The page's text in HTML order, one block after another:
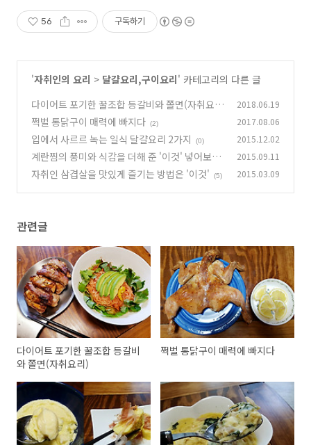
56 구독하기
'자취인의 요리 > 달걀요리,구이요리' 카테고리의 다른 글
다이어트 포기한 꿀조합 등갈비와 쫄면(자취요
리)
(0)
2018.06.19
쩍벌 통닭구이 매력에 빠지다 (2) 2017.08.06
입에서 사르르 녹는 일식 달걀요리 2가지 (0) 2015.12.02
계란찜의 풍미와 식감을 더해 준 '이것' 넣어보니
(2)
2015.09.11
자취인 삼겹살을 맛있게 즐기는 방법은 '이것' (5) 2015.03.09
관련글
다이어트 포기한 꿀조합 등갈비
와 쫄면(자취요리)
쩍벌 통닭구이 매력에 빠지다